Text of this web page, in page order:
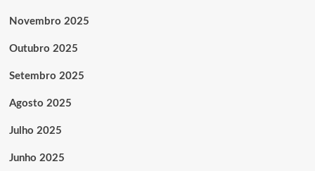
Novembro 2025
Outubro 2025
Setembro 2025
Agosto 2025
Julho 2025
Junho 2025